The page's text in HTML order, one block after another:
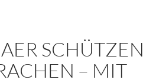
SCHÜTZEN
– MIT